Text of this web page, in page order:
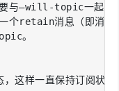
与–will-topic一起使
消息（即消息
。
样一直保持订阅状态